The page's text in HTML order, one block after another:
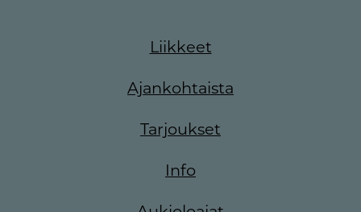
Liikkeet
Ajankohtaista
Tarjoukset
Info